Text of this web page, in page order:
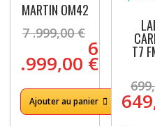
MARTIN OM42
7 .999,00€
prix
initial
était :
7
6
.999,00 €
Le
prix
actuel
Ajouter au panier
T7